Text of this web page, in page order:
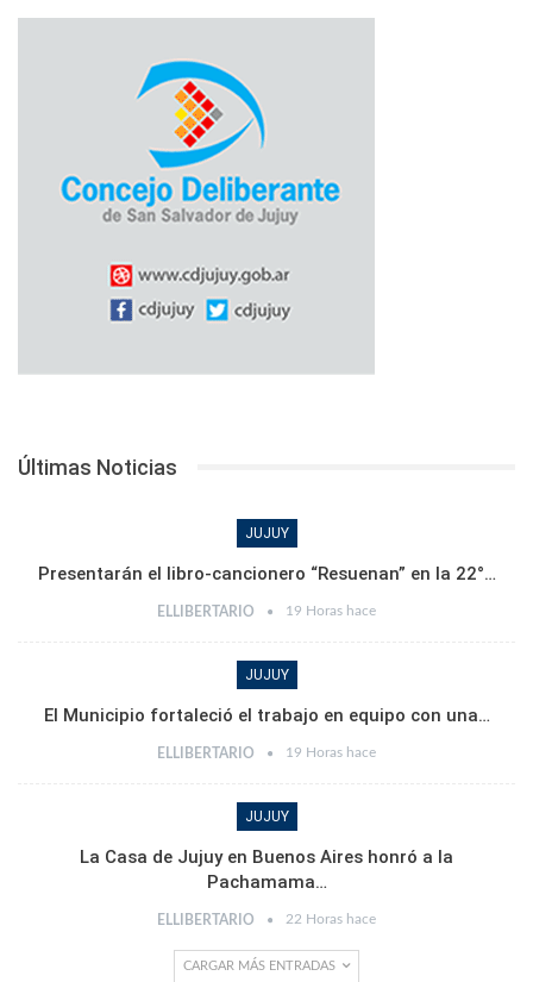
Últimas Noticias
JUJUY
Presentarán el libro-cancionero “Resuenan” en la 22°…
ELLIBERTARIO 19 Horas hace
JUJUY
El Municipio fortaleció el trabajo en equipo con una…
ELLIBERTARIO 19 Horas hace
JUJUY
La Casa de Jujuy en Buenos Aires honró a la
Pachamama…
ELLIBERTARIO 22 Horas hace
CARGAR MÁS ENTRADAS